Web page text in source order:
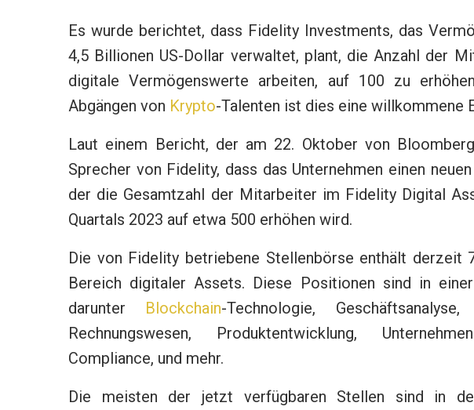
Es wurde berichtet, dass Fidelity Investments, das
4,5 Billionen US-Dollar verwaltet, plant, die Anzahl der
digitale Vermögenswerte arbeiten, auf 100 zu
Abgängen von Krypto-Talenten ist dies eine willkommene
Laut einem Bericht, der am 22. Oktober von
Sprecher von Fidelity, dass das Unternehmen einen
der die Gesamtzahl der Mitarbeiter im Fidelity Digital
Quartals 2023 auf etwa 500 erhöhen wird.
Die von Fidelity betriebene Stellenbörse enthält derzeit
Bereich digitaler Assets. Diese Positionen sind in
darunter Blockchain-Technologie,
Rechnungswesen, Produktentwicklung,
Compliance, und mehr.
Die meisten der jetzt verfügbaren Stellen sind in